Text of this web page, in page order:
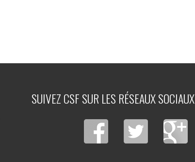
SUIVEZ CSF SUR LES RÉSEAUX SOCIAUX